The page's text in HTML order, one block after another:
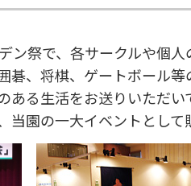
ン祭で、各サークルや個
碁、将棋、ゲートボール
ある生活をお送りいただい
当園の一大イベントとして